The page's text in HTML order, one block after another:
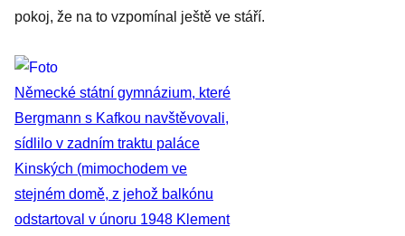
pokoj, že na to vzpomínal ještě ve stáří.
Německé státní gymnázium, které
Bergmann s Kafkou navštěvovali,
sídlilo v zadním traktu paláce
Kinských (mimochodem ve
stejném domě, z jehož balkónu
odstartoval v únoru 1948 Klement